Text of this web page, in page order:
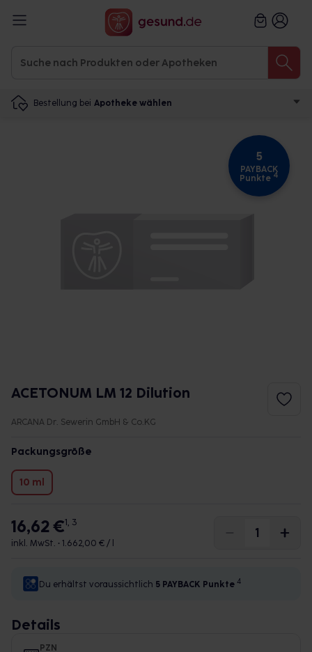
Bestellung bei Apotheke wählen
5
PAYBACK
Punkte 4
ACETONUM LM 12 Dilution
ARCANA Dr. Sewerin GmbH & Co.KG
Packungsgröße
10 ml
16,62 €1, 3
inkl. MwSt. • 1.662,00 € / l
Du erhältst voraussichtlich 5 PAYBACK Punkte 4
Details
PZN